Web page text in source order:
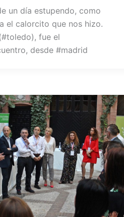
un día estupendo, como
el calorcito que nos hizo.
fue el
desde #madrid